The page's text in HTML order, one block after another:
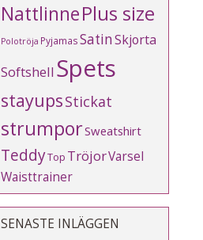
NattlinnePlus size
Polotröja PyjamasSatinSkjorta
Softshell Spets
stayupsStickat
strumporSweatshirt
TeddyTop TröjorVarsel
Waisttrainer
SENASTE INLÄGGEN